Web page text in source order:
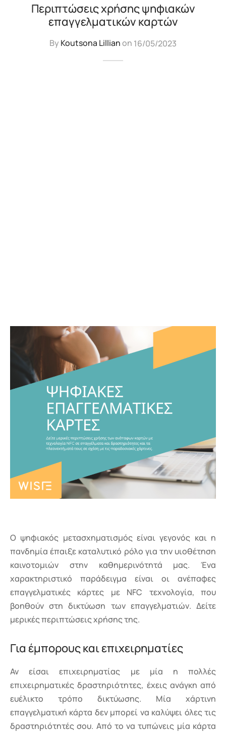
Περιπτώσεις χρήσης ψηφιακών
επαγγελματικών καρτών
By Koutsona Lillianon 16/05/2023
Ο ψηφιακός μετασχηματισμός είναι γεγονός και η
πανδημία έπαιξε καταλυτικό ρόλο για την υιοθέτηση
καινοτομιών στην καθημερινότητά μας. Ένα
χαρακτηριστικό παράδειγμα είναι οι ανέπαφες
επαγγελματικές κάρτες με NFC τεχνολογία, που
βοηθούν στη δικτύωση των επαγγελματιών. Δείτε
μερικές περιπτώσεις χρήσης της.
Για έμπορους και επιχειρηματίες
Αν είσαι επιχειρηματίας με μία η πολλές
επιχειρηματικές δραστηριότητες, έχεις ανάγκη από
ευέλικτο τρόπο δικτύωσης. Μία χάρτινη
επαγγελματική κάρτα δεν μπορεί να καλύψει όλες τις
δραστηριότητές σου. Από το να τυπώνεις μία κάρτα